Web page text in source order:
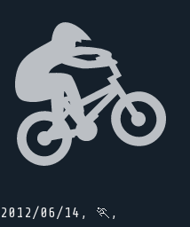
2012/06/14, 🏃,